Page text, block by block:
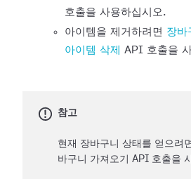
호출을 사용하십시오.
아이템을 제거하려면 장바
아이템 삭제
API 호출을
참고
현재 장바구니 상태를 얻으려
바구니 가져오기 API 호출을